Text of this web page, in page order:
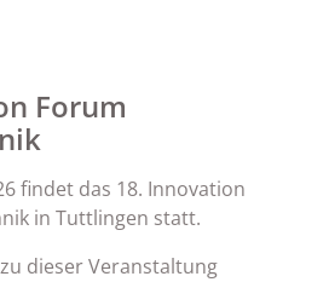
Forum
findet das 18. Innovation
in Tuttlingen statt.
dieser Veranstaltung